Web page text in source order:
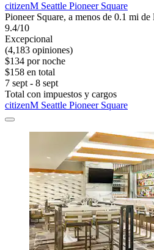
citizenM Seattle Pioneer Square
Pioneer Square, a menos de 0.1 mi de
9.4/10
Excepcional
(4,183 opiniones)
$134 por noche
$158 en total
7 sept - 8 sept
Total con impuestos y cargos
citizenM Seattle Pioneer Square